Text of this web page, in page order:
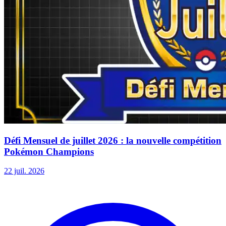
Défi Mensuel de juillet 2026 : la nouvelle compétition
Pokémon Champions
22 juil. 2026